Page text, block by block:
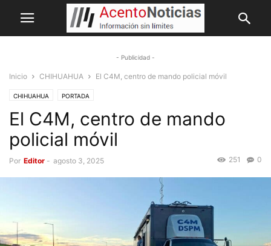
- Publicidad -
Inicio CHIHUAHUA El C4M, centro de mando policial móvil
CHIHUAHUA PORTADA
El C4M, centro de mando
policial móvil
Por Editor - agosto 3, 2025 0
251